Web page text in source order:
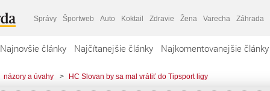
Správy Športweb Auto Koktail Zdravie Žena Varecha Záhrada
Najnovšie články Najčítanejšie články Najkomentovanejšie články
názory a úvahy > HC Slovan by sa mal vrátiť do Tipsport ligy